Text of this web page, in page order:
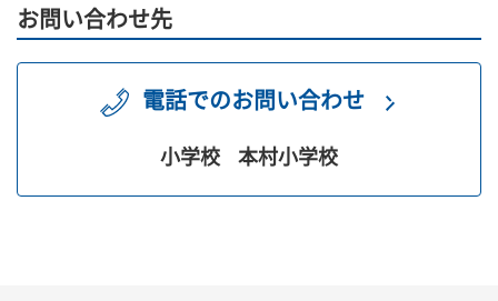
お問い合わせ先
電話でのお問い合わせ
小学校 本村小学校